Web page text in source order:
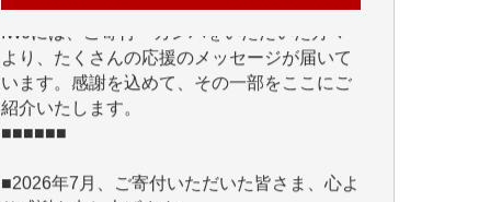
より、たくさんの応援のメッセージが届いて
います。感謝を込めて、その一部をここにご
紹介いたします。
■■■■■■
■2026年7月、ご寄付いただいた皆さま、心よ